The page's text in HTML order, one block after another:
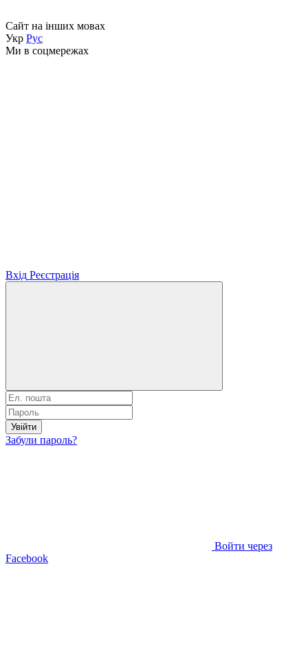
Сайт на інших мовах
Укр Рус
Ми в соцмережах
Вхід Реєстрація
Увійти
Забули пароль?
Войти через
Facebook